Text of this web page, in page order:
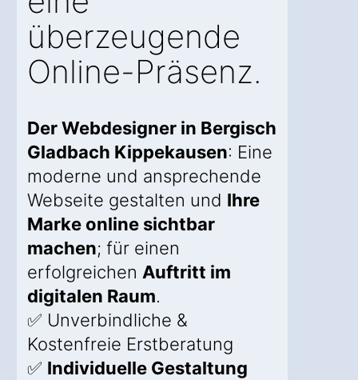
überzeugende
Online-Präsenz.
Der Webdesigner in Bergisch
Gladbach Kippekausen: Eine
moderne und ansprechende
Webseite gestalten und Ihre
Marke online sichtbar
machen; für einen
erfolgreichen Auftritt im
digitalen Raum.
✅ Unverbindliche &
Kostenfreie Erstberatung
✅ Individuelle Gestaltung